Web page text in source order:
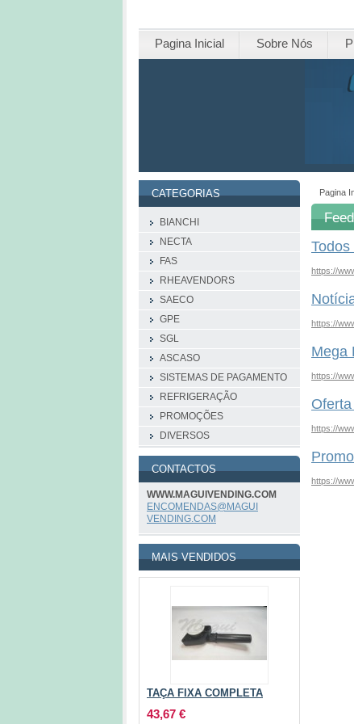
Pagina Inicial Sobre Nós
Pagina
https://
https://
Mega
https://
https://
https://
CATEGORIAS
BIANCHI
NECTA
FAS
RHEAVENDORS
SAECO
GPE
SGL
ASCASO
SISTEMAS DE PAGAMENTO
REFRIGERAÇÃO
PROMOÇÕES
DIVERSOS
CONTACTOS
WWW.MAGUIVENDING.COM
ENCOMENDAS@MAGUI
VENDING. COM
MAIS VENDIDOS
TAÇA FIXA COMPLETA
43,67 €